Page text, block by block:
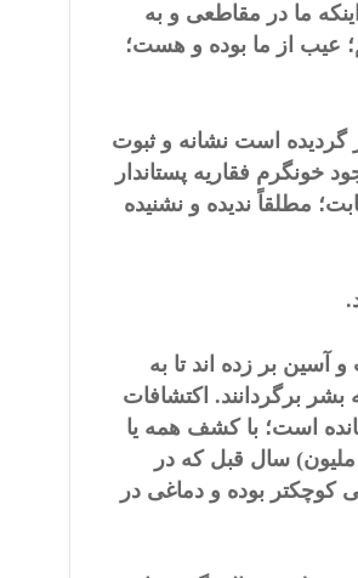
ما در مقاطعی و به
عیب از ما بوده و هست؛
گردیده است نشانه و ثبوت
فقاریه پستاندار
مطلقاً ندیده و نشنیده
بر زده اند تا به
برگردانند. اکتشافات
است؛ با کشف همه یا
این حلقه های مفقوده است که بشر کیهانتاز امروزی با «لوسی» راست قامت در (3 ملیون) سال قبل که در
کوچکتر بوده و دماغی در